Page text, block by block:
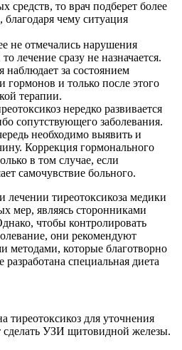
средств, то врач подберет более
чему ситуация
не отмечались нарушения
лечение сразу не назначается.
наблюдает за состоянием
гормонов и только после этого
терапии.
нередко развивается
сопутствующего заболевания.
необходимо выявить и
Коррекция гормонального
в том случае, если
самочувствие больного.
лечении тиреотоксикоза медики
мер, являясь сторонниками
чтобы контролировать
они рекомендуют
методами, которые благотворно
специальная диета
тиреотоксикоз для уточнения
сделать УЗИ щитовидной железы.